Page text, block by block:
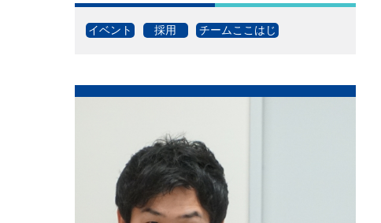
イベント 採用 チームここはじ